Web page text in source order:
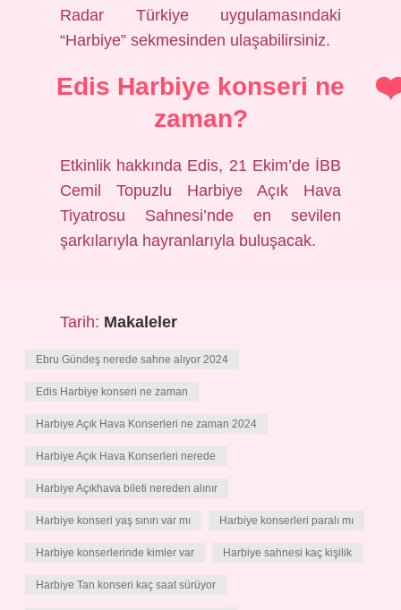
Radar Türkiye uygulamasındaki
“Harbiye” sekmesinden ulaşabilirsiniz.
Edis Harbiye konseri ne
zaman?
Etkinlik hakkında Edis, 21 Ekim’de İBB
Cemil Topuzlu Harbiye Açık Hava
Tiyatrosu Sahnesi’nde en sevilen
şarkılarıyla hayranlarıyla buluşacak.
Tarih: Makaleler
Ebru Gündeş nerede sahne alıyor 2024
Edis Harbiye konseri ne zaman
Harbiye Açık Hava Konserleri ne zaman 2024
Harbiye Açık Hava Konserleri nerede
Harbiye Açıkhava bileti nereden alınır
Harbiye konseri yaş sınırı var mı Harbiye konserleri paralı mı
Harbiye konserlerinde kimler var Harbiye sahnesi kaç kişilik
Harbiye Tan konseri kaç saat sürüyor